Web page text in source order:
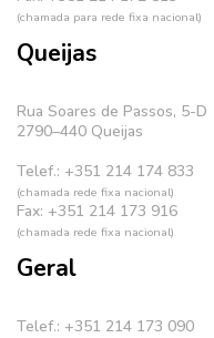
(chamada para rede fixa nacional)
Queijas
Rua Soares de Passos, 5-D
2790–440 Queijas
Telef.: +351 214 174 833
(chamada rede fixa nacional)
Fax: +351 214 173 916
(chamada rede fixa nacional)
Geral
Telef.: +351 214 173 090